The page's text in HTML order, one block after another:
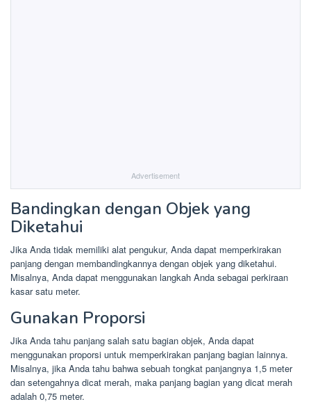
Advertisement
Bandingkan dengan Objek yang
Diketahui
Jika Anda tidak memiliki alat pengukur, Anda dapat memperkirakan
panjang dengan membandingkannya dengan objek yang diketahui.
Misalnya, Anda dapat menggunakan langkah Anda sebagai perkiraan
kasar satu meter.
Gunakan Proporsi
Jika Anda tahu panjang salah satu bagian objek, Anda dapat
menggunakan proporsi untuk memperkirakan panjang bagian lainnya.
Misalnya, jika Anda tahu bahwa sebuah tongkat panjangnya 1,5 meter
dan setengahnya dicat merah, maka panjang bagian yang dicat merah
adalah 0,75 meter.